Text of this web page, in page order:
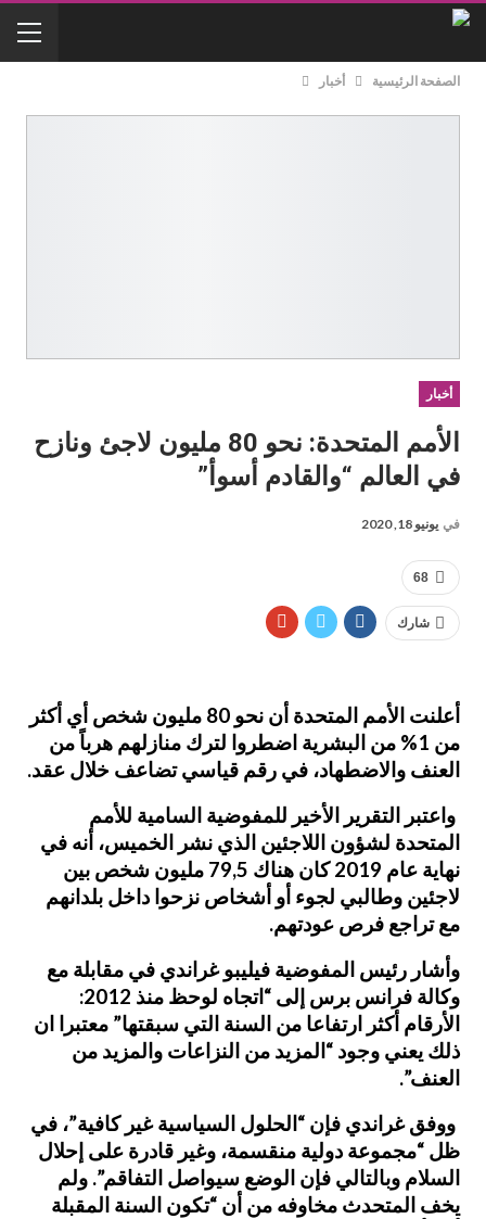
الصفحة الرئيسية أخبار
أخبار
الأمم المتحدة: نحو 80 مليون لاجئ ونازح
في العالم “والقادم أسوأ”
في يونيو 18, 2020
68
شارك
أعلنت الأمم المتحدة أن نحو 80 مليون شخص أي أكثر
من 1% من البشرية اضطروا لترك منازلهم هرباً من
العنف والاضطهاد، في رقم قياسي تضاعف خلال عقد.
واعتبر التقرير الأخير للمفوضية السامية للأمم
المتحدة لشؤون اللاجئين الذي نشر الخميس، أنه في
نهاية عام 2019 كان هناك 79,5 مليون شخص بين
لاجئين وطالبي لجوء أو أشخاص نزحوا داخل بلدانهم
مع تراجع فرص عودتهم.
وأشار رئيس المفوضية فيليبو غراندي في مقابلة مع
وكالة فرانس برس إلى “اتجاه لوحظ منذ 2012:
الأرقام أكثر ارتفاعا من السنة التي سبقتها” معتبرا ان
ذلك يعني وجود “المزيد من النزاعات والمزيد من
العنف”.
ووفق غراندي فإن “الحلول السياسية غير كافية”، في
ظل “مجموعة دولية منقسمة، وغير قادرة على إحلال
السلام وبالتالي فإن الوضع سيواصل التفاقم”. ولم
يخف المتحدث مخاوفه من أن “تكون السنة المقبلة